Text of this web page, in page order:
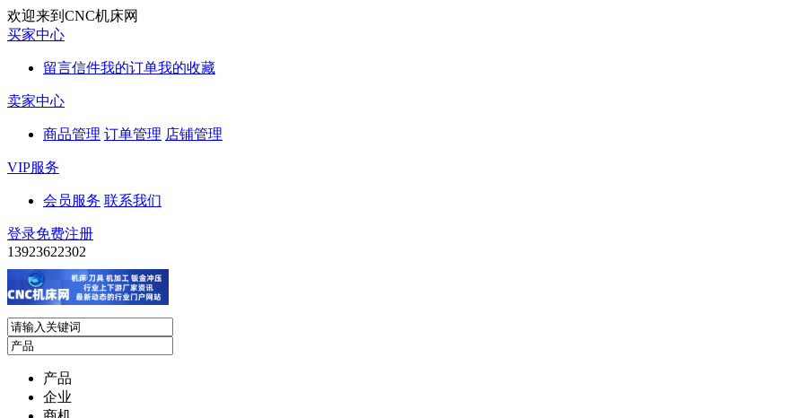
欢迎来到CNC机床网
买家中心
留言信件我的订单我的收藏
卖家中心
商品管理 订单管理 店铺管理
VIP服务
会员服务 联系我们
登录免费注册
13923622302
产品
企业